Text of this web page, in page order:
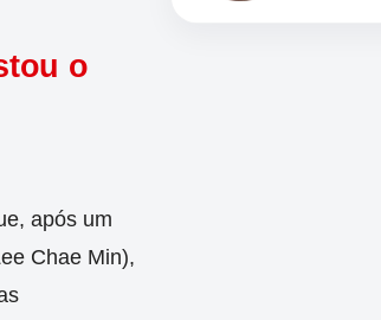
o
após um
Chae Min),